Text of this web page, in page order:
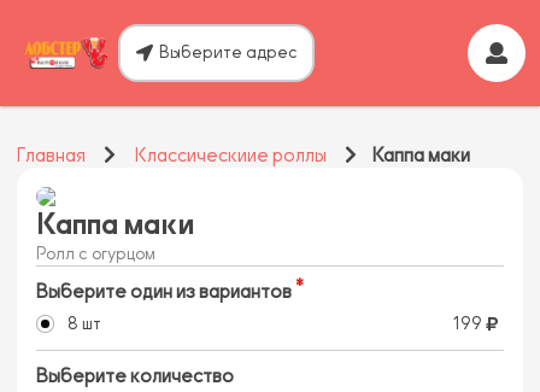
Выберите адрес
Главная Классическиие роллы Каппа маки
Каппа маки
Ролл с огурцом
Выберите один из вариантов
8 шт 199
Выберите количество